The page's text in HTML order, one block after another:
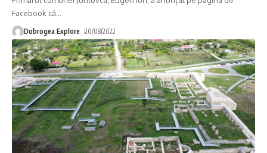
Facebook că…
Dobrogea Explore 20/08/2022